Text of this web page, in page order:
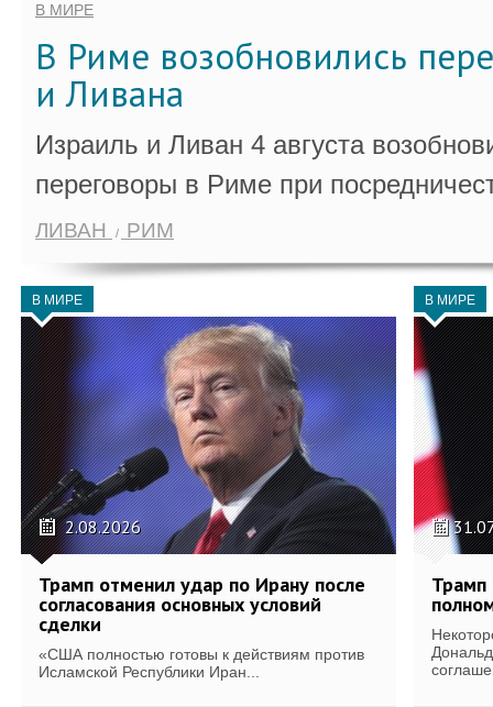
В МИРЕ
В Риме возобновились
и Ливана
Израиль и Ливан 4 августа
переговоры в Риме при
ЛИВАН РИМ
В МИРЕ
2.08.2026
Трамп отменил удар по Ирану после
согласования основных условий
сделки
«США полностью готовы к действиям против
Исламской Республики Иран...
В МИРЕ
Трамп